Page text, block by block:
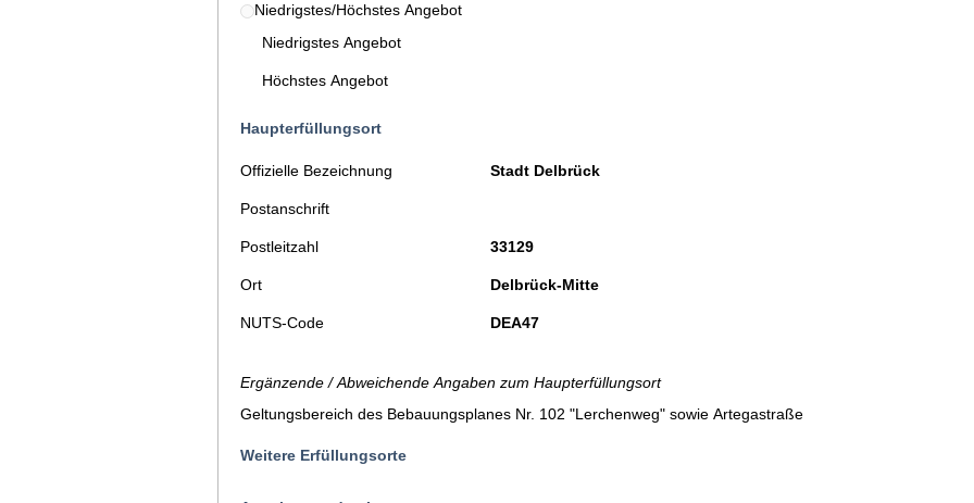
Niedrigstes/Höchstes Angebot
Niedrigstes Angebot
Höchstes Angebot
Haupterfüllungsort
Offizielle Bezeichnung Stadt Delbrück
Postanschrift
Postleitzahl 33129
Ort Delbrück-Mitte
NUTS-Code DEA47
Ergänzende / Abweichende Angaben zum Haupterfüllungsort
Geltungsbereich des Bebauungsplanes Nr. 102 "Lerchenweg" sowie Artegastraße
Weitere Erfüllungsorte